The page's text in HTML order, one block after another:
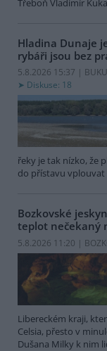
Třeboň Vladimír
Hladina Dunaje
rybáři jsou bez
5.8.2026 15:37 |
Diskuse: 18
řeky je tak nízko, že
do přístavu vplouvat
Bozkovské
teplot nečekaný
5.8.2026 11:20 |
Libereckém kraji,
Celsia, přesto v
Dušana Milky k nim